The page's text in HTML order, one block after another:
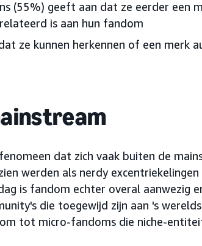
(55%) geeft aan dat ze eerder een
is aan hun fandom
ze kunnen herkennen of een merk
dat zich vaak buiten de
werden als nerdy excentriekelingen
is fandom echter overal aanwezig
die toegewijd zijn aan 's
tot micro-fandoms die niche-